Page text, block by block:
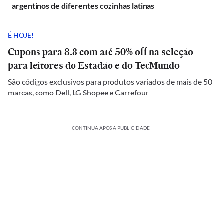
argentinos de diferentes cozinhas latinas
É HOJE!
Cupons para 8.8 com até 50% off na seleção
para leitores do Estadão e do TecMundo
São códigos exclusivos para produtos variados de mais de 50
marcas, como Dell, LG Shopee e Carrefour
CONTINUA APÓS A PUBLICIDADE